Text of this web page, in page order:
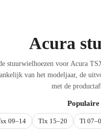
Acura
stuurwielhoezen voor
van het modeljaar, de
met de
Populaire
09–14 Tlx 15–20 Tl